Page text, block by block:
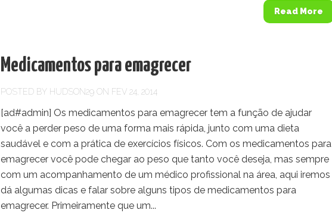
Read More
Medicamentos para emagrecer
POSTED BY HUDSON29 ON FEV 24, 2014
[ad#admin] Os medicamentos para emagrecer tem a função de ajudar
você a perder peso de uma forma mais rápida, junto com uma dieta
saudável e com a prática de exercícios físicos. Com os medicamentos para
emagrecer você pode chegar ao peso que tanto você deseja, mas sempre
com um acompanhamento de um médico profissional na área, aqui iremos
dá algumas dicas e falar sobre alguns tipos de medicamentos para
emagrecer. Primeiramente que um...